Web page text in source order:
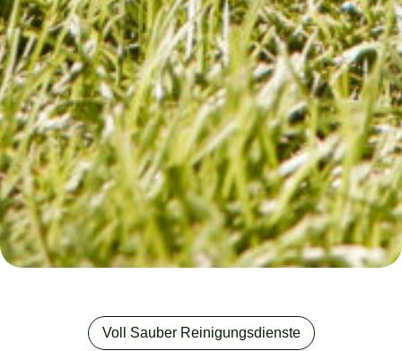
Voll Sauber Reinigungsdienste